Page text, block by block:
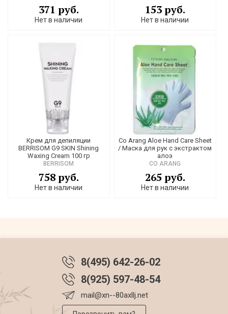
371 руб.
Нет в наличии
153 руб.
Нет в наличии
Крем для депиляции
BERRISOM G9 SKIN Shining
Waxing Cream 100 гр
BERRISOM
758 руб.
Нет в наличии
Co Arang Aloe Hand Care Sheet
/ Маска для рук с экстрактом
алоэ
CO ARANG
265 руб.
Нет в наличии
8(495) 642-26-02
8(925) 597-48-54
mail@xn--80axllj.net